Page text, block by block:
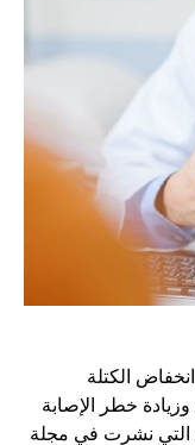
الكتلة
وزيادة خطر الإصابة
التي نشرت في مجلة